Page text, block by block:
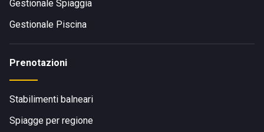
Gestionale Spiaggia
Gestionale Piscina
Prenotazioni
Stabilimenti balneari
Spiagge per regione